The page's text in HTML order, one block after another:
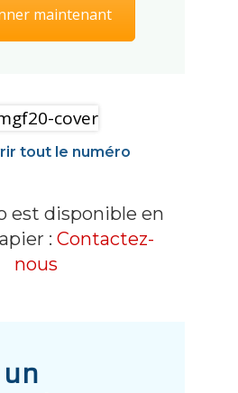
maintenant
tout le numéro
est disponible en
: Contactez-
nous